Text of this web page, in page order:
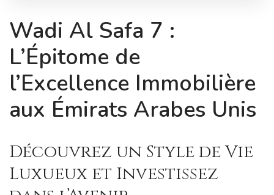
Wadi Al Safa 7 :
L’Épitome de
l’Excellence Immobilière
aux Émirats Arabes Unis
Découvrez un Style de Vie
Luxueux et Investissez